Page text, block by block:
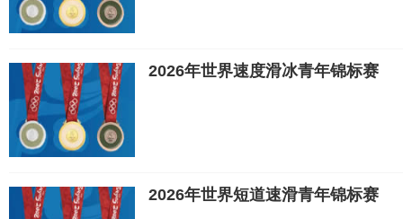
2026年世界速度滑冰青年锦标赛
2026年世界短道速滑青年锦标赛